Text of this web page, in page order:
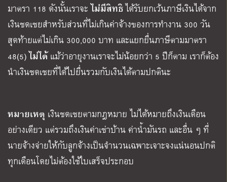
มาตรา 118 ดังนั้นเราจะไม่มีสิทธิได้รับยกเว้นภาษีเงินได้จาก
เงินชดเชยสำหรับส่วนที่ไม่เกินค่าจ้างของการทำงาน 300 วัน
สุดท้ายแต่ไม่เกิน 300,000 บาท และแยกยื่นภาษีตามมาตรา
48(5)ไม่ได้แม้ว่าอายุงานเราจะไม่น้อยกว่า 5 ปีก็ตาม เราก็ต้อง
นำเงินชดเชยที่ได้ไปยื่นรวมกับเงินได้ตามปกตินะ
หมายเหตุ เงินชดเชยตามกฎหมาย ไม่ได้หมายถึงเงินเดือน
อย่างเดียว แต่รวมถึงเงินค่าเช่าบ้าน ค่าน้ำมันรถ และอื่น ๆ ที่
นายจ้างจ่ายให้กับลูกจ้างเป็นจำนวนเฉพาะเจาะจงแน่นอนปกติ
ทุกเดือนโดยไม่ต้องใช้ใบเสร็จประกอบ